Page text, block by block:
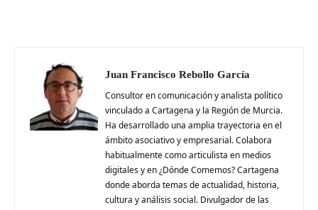
Juan Francisco Rebollo García
Consultor en comunicación y analista político
vinculado a Cartagena y la Región de Murcia.
Ha desarrollado una amplia trayectoria en el
ámbito asociativo y empresarial. Colabora
habitualmente como articulista en medios
digitales y en ¿Dónde Comemos? Cartagena
donde aborda temas de actualidad, historia,
cultura y análisis social. Divulgador de las